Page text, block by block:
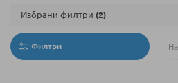
Филтри
Избрани филтри